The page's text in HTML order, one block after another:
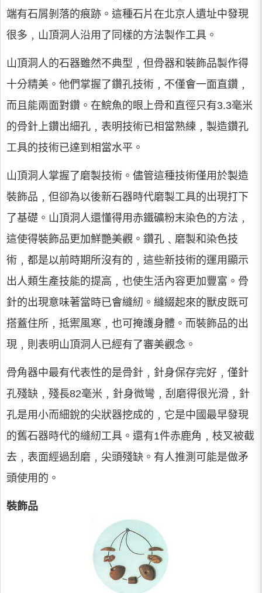
端有石屑剝落的痕跡。這種石片在北京人遺址中發現
很多﹐山頂洞人沿用了同樣的方法製作工具。
山頂洞人的石器雖然不典型﹐但骨器和裝飾品製作得
十分精美。他們掌握了鑽孔技術﹐不僅會一面直鑽﹐
而且能兩面對鑽。在鯇魚的眼上骨和直徑只有3.3毫米
的骨針上鑽出細孔﹐表明技術已相當熟練﹐製造鑽孔
工具的技術已達到相當水平。
山頂洞人掌握了磨製技術。儘管這種技術僅用於製造
裝飾品﹐但卻為以後新石器時代磨製工具的出現打下
了基礎。山頂洞人還懂得用赤鐵礦粉末染色的方法﹐
這使得裝飾品更加鮮艷美觀。鑽孔﹑磨製和染色技
術﹐都是以前時期所沒有的﹐這些新技術的運用顯示
出人類生產技能的提高﹐也使生活內容更加豐富。骨
針的出現意味著當時已會縫紉。縫綴起來的獸皮既可
搭蓋住所﹐抵禦風寒﹐也可掩護身體。而裝飾品的出
現﹐則表明山頂洞人已經有了審美觀念。
骨角器中最有代表性的是骨針﹐針身保存完好﹐僅針
孔殘缺﹐殘長82毫米﹐針身微彎﹐刮磨得很光滑﹐針
孔是用小而細銳的尖狀器挖成的﹐它是中國最早發現
的舊石器時代的縫紉工具。還有1件赤鹿角﹐枝叉被截
去﹐表面經過刮磨﹐尖頭殘缺。有人推測可能是做矛
頭使用的。
裝飾品